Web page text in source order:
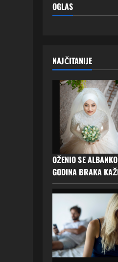
OGLAS
NAJČITANIJE
OŽENIO SE
GODINA BRAKA